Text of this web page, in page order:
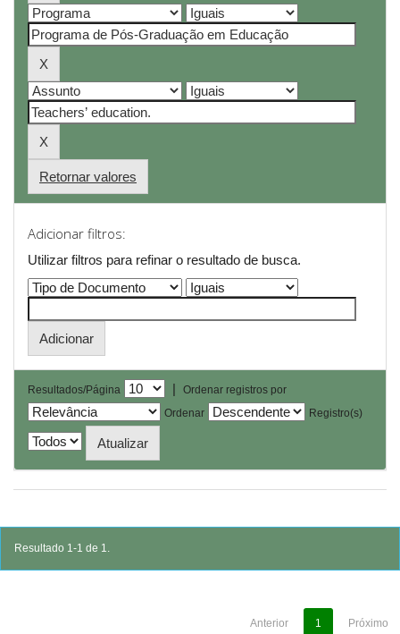
Retornar valores
Adicionar filtros:
Utilizar filtros para refinar o resultado de busca.
Resultados/Página |
Ordenar registros por
Ordenar
Registro(s)
Resultado 1-1 de 1.
Anterior 1 Próximo